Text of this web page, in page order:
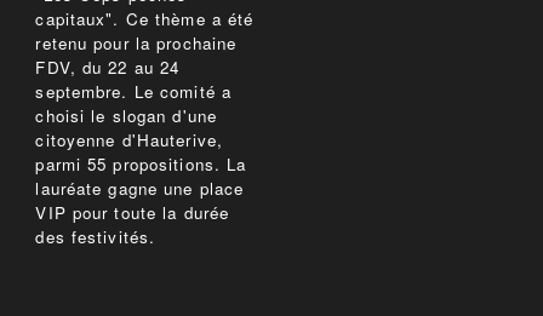
capitaux". Ce thème a été
retenu pour la prochaine
FDV, du 22 au 24
septembre. Le comité a
choisi le slogan d'une
citoyenne d'Hauterive,
parmi 55 propositions. La
lauréate gagne une place
VIP pour toute la durée
des festivités.